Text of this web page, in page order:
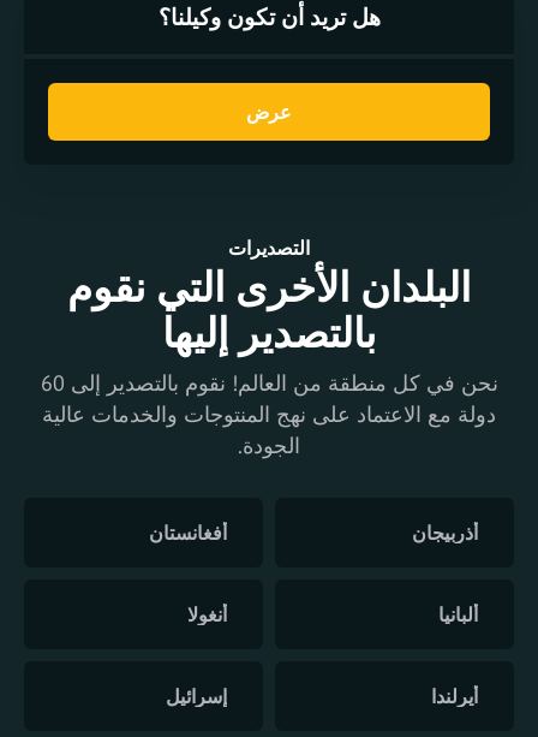
هل تريد أن تكون وكيلنا؟
عرض
التصديرات
البلدان الأخرى التي نقوم
بالتصدير إليها
نحن في كل منطقة من العالم! نقوم بالتصدير إلى 60
دولة مع الاعتماد على نهج المنتوجات والخدمات عالية
الجودة.
أذربيجان أفغانستان
ألبانيا أنغولا
أيرلندا إسرائيل